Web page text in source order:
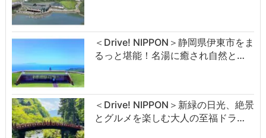
＜Drive! NIPPON＞静岡県伊東市をま
るっと堪能！名湯に癒され自然と…
＜Drive! NIPPON＞新緑の日光、絶景
とグルメを楽しむ大人の至福ドラ…